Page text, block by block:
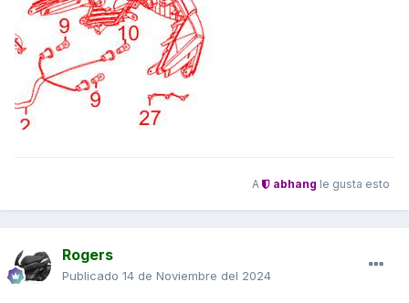
150º (referenciaPY21WoBAU15S
A abhang le gusta esto
Rogers
Publicado 14 de Noviembre del 2024